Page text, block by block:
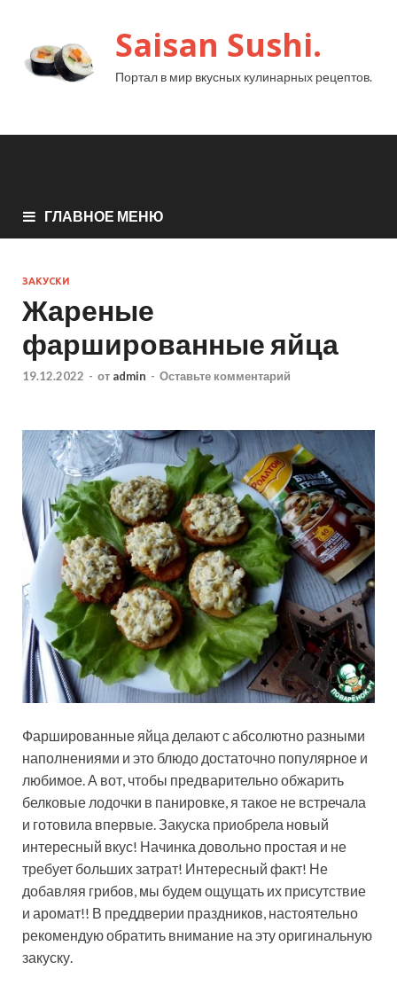
Saisan Sushi.
Портал в мир вкусных кулинарных рецептов.
ГЛАВНОЕ МЕНЮ
ЗАКУСКИ
Жареные
фаршированные яйца
19.12.2022 - от admin - Оставьте комментарий
Фаршированные яйца делают с абсолютно разными
наполнениями и это блюдо достаточно популярное и
любимое. А вот, чтобы предварительно обжарить
белковые лодочки в панировке, я такое не встречала
и готовила впервые. Закуска приобрела новый
интересный вкус! Начинка довольно простая и не
требует больших затрат! Интересный факт! Не
добавляя грибов, мы будем ощущать их присутствие
и аромат!! В преддверии праздников, настоятельно
рекомендую обратить внимание на эту оригинальную
закуску.